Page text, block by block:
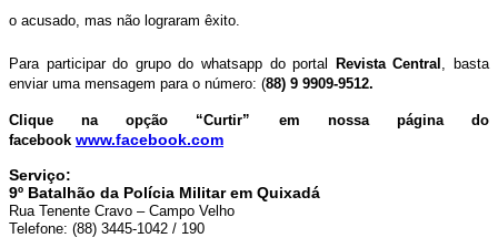
o acusado, mas não lograram êxito.
Para participar do grupo do whatsapp do portal Revista Central , basta
enviar uma mensagem para o número: (88) 9 9909-9512.
Clique na opção “Curtir” em nossa página do
facebook www.facebook.com
Serviço:
9º Batalhão da Polícia Militar em Quixadá
Rua Tenente Cravo – Campo Velho
Telefone: (88) 3445-1042 / 190